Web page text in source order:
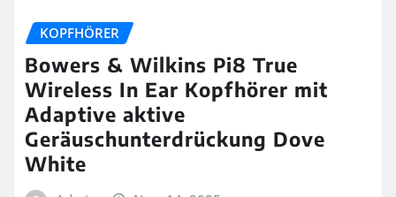
KOPFHÖRER
Bowers & Wilkins Pi8 True
Wireless In Ear Kopfhörer mit
Adaptive aktive
Geräuschunterdrückung Dove
White